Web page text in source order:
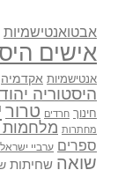
אבטואנטישמיות
אישים
אנטישמיות אקדמיה
היסטוריה
חינוך חרדים טרור
מחתרות מלחמות
ספרים ערביי ישראל
שואה שחיתות